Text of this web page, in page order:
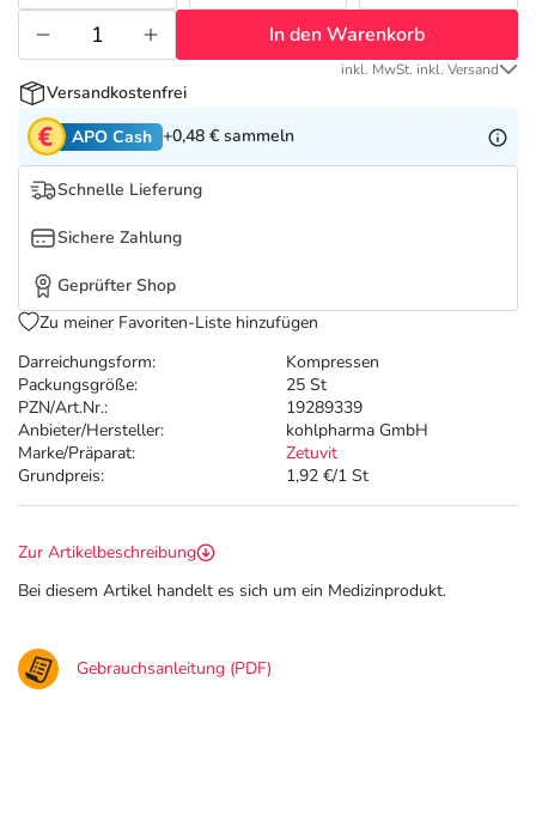
Vitamine & Mineralstoffe
Darreichungsform:
Kompressen
Packungsgröße:
25 St
PZN/Art.Nr.:
19289339
Anbieter/Hersteller:
kohlpharma GmbH
Marke/Präparat:
Zetuvit
Grundpreis:
1,92 €/1 St
In den Warenkorb
inkl. MwSt. inkl. Versand
Versandkostenfrei
APO Cash +0,48 € sammeln
Schnelle Lieferung
Sichere Zahlung
Geprüfter Shop
Zu meiner Favoriten-Liste hinzufügen
Zur Artikelbeschreibung
Bei diesem Artikel handelt es sich um ein Medizinprodukt.
Gebrauchsanleitung (PDF)